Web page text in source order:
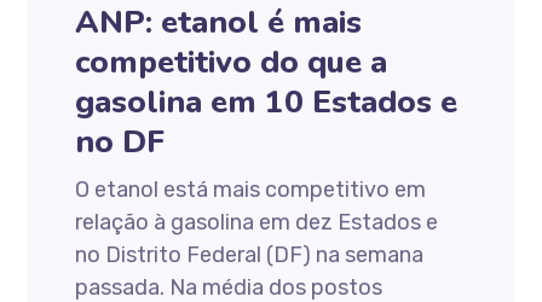
ANP: etanol é mais
competitivo do que a
gasolina em 10 Estados e
no DF
O etanol está mais competitivo em
relação à gasolina em dez Estados e
no Distrito Federal (DF) na semana
passada. Na média dos postos